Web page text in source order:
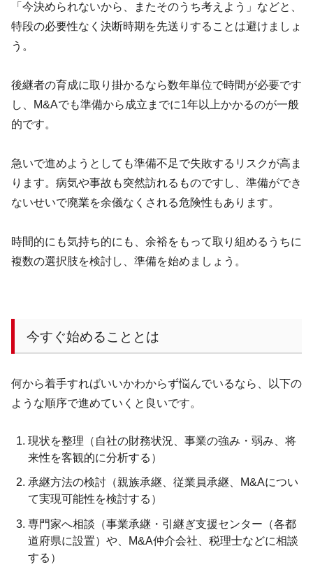
「今決められないから、またそのうち考えよう」などと、
特段の必要性なく決断時期を先送りすることは避けましょ
う。
後継者の育成に取り掛かるなら数年単位で時間が必要です
し、
M&Aでも準備から成立までに1年以上かかるのが一般
的です。
急いで進めようとしても準備不足で失敗するリスクが高ま
ります。病気や事故も突然訪れるものですし、準備ができ
ないせいで廃業を余儀なくされる危険性もあります。
時間的にも気持ち的にも、余裕をもって取り組めるうちに
複数の選択肢を検討し、準備を始めましょう。
今すぐ始めることとは
何から着手すればいいかわからず悩んでいるなら、以下の
ような順序で進めていくと良いです。
現状を整理（自社の財務状況、事業の強み・弱み、将
来性を客観的に分析する）
承継方法の検討（親族承継、従業員承継、 M&Aについ
て実現可能性を検討する）
専門家へ相談（事業承継・引継ぎ支援センター（各都
道府県に設置）や、
M&A仲介会社、税理士などに相談
する）